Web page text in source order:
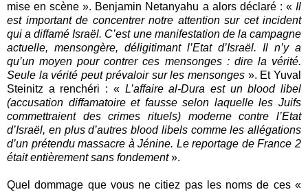
mise en scène ». Benjamin Netanyahu a alors déclaré : « Il
est important de concentrer notre attention sur cet incident
qui a diffamé Israël. C’est une manifestation de la campagne
actuelle, mensongère, déligitimant l’Etat d’Israël. Il n’y a
qu’un moyen pour contrer ces mensonges : dire la vérité.
Seule la vérité peut prévaloir sur les mensonges». Et Yuval
Steinitz a renchéri : « L’affaire al-Dura est un blood libel
(accusation diffamatoire et fausse selon laquelle les Juifs
commettraient des crimes rituels) moderne contre l’Etat
d’Israël, en plus d’autres blood libels comme les allégations
d’un prétendu massacre à Jénine. Le reportage de France 2
était entièrement sans fondement».
Quel dommage que vous ne citiez pas les noms de ces «